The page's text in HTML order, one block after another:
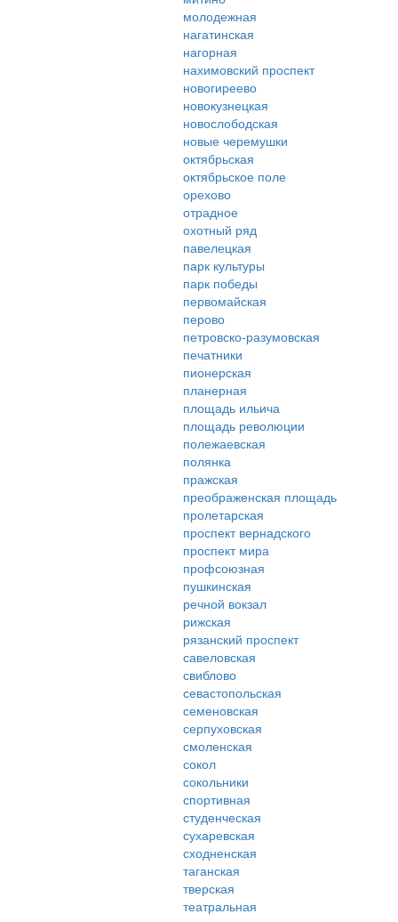
молодежная
нагатинская
нагорная
нахимовский проспект
новогиреево
новокузнецкая
новослободская
новые черемушки
октябрьская
октябрьское поле
орехово
отрадное
охотный ряд
павелецкая
парк культуры
парк победы
первомайская
перово
петровско-разумовская
печатники
пионерская
планерная
площадь ильича
площадь революции
полежаевская
полянка
пражская
преображенская площадь
пролетарская
проспект вернадского
проспект мира
профсоюзная
пушкинская
речной вокзал
рижская
рязанский проспект
савеловская
свиблово
севастопольская
семеновская
серпуховская
смоленская
сокол
сокольники
спортивная
студенческая
сухаревская
сходненская
таганская
тверская
театральная